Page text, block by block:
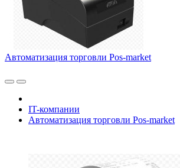
Автоматизация торговли Pos-market
IT-компании
Автоматизация торговли Pos-market